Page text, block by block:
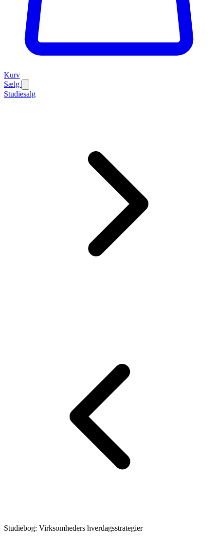
Kurv
Sælg
Studiesalg
Studiebog: Virksomheders hverdagsstrategier